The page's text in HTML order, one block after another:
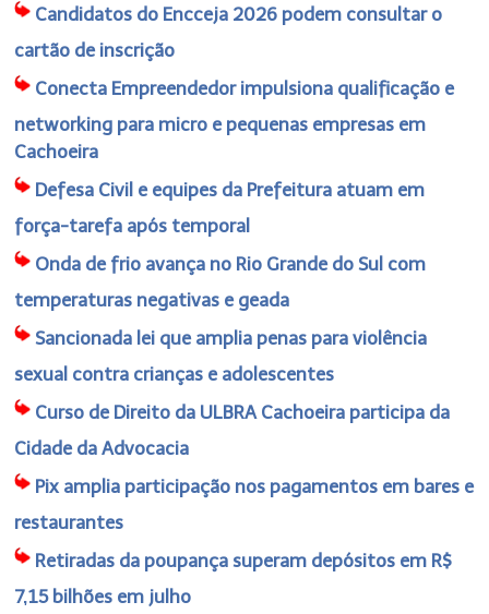
Candidatos do Encceja 2026 podem consultar o
cartão de inscrição
Conecta Empreendedor impulsiona qualificação e
networking para micro e pequenas empresas em
Cachoeira
Defesa Civil e equipes da Prefeitura atuam em
força-tarefa após temporal
Onda de frio avança no Rio Grande do Sul com
temperaturas negativas e geada
Sancionada lei que amplia penas para violência
sexual contra crianças e adolescentes
Curso de Direito da ULBRA Cachoeira participa da
Cidade da Advocacia
Pix amplia participação nos pagamentos em bares e
restaurantes
Retiradas da poupança superam depósitos em R$
7,15 bilhões em julho